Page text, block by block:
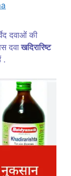
दवाओं की
दवाखदिरारिष्ट
.